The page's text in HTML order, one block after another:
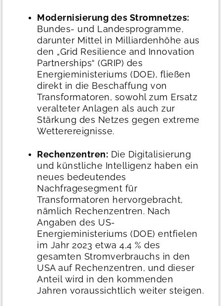
Modernisierung des Stromnetzes:
Bundes- und Landesprogramme,
darunter Mittel in Milliardenhöhe aus
den „Grid Resilience and Innovation
Partnerships“ (GRIP) des
Energieministeriums (DOE), fließen
direkt in die Beschaffung von
Transformatoren, sowohl zum Ersatz
veralteter Anlagen als auch zur
Stärkung des Netzes gegen extreme
Wetterereignisse.
Rechenzentren: Die Digitalisierung
und künstliche Intelligenz haben ein
neues bedeutendes
Nachfragesegment für
Transformatoren hervorgebracht,
nämlich Rechenzentren. Nach
Angaben des US-
Energieministeriums (DOE) entfielen
im Jahr 2023 etwa 4,4 % des
gesamten Stromverbrauchs in den
USA auf Rechenzentren, und dieser
Anteil wird in den kommenden
Jahren voraussichtlich weiter steigen.